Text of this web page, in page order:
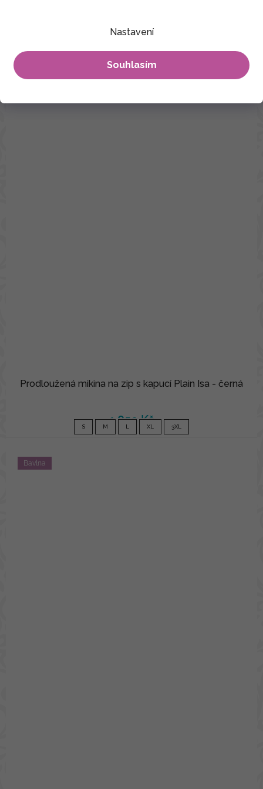
Nastavení
Souhlasím
Prodloužená mikina na zip s kapucí Plain Isa - černá
1 850 Kč
S M L XL 3XL
Bavlna